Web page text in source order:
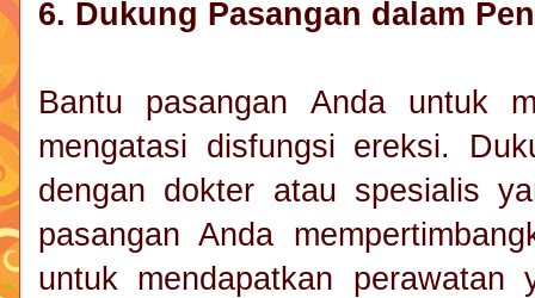
6. Dukung Pasangan dalam
Bantu pasangan Anda untuk
mengatasi disfungsi ereksi.
dengan dokter atau spesialis
pasangan Anda
untuk mendapatkan